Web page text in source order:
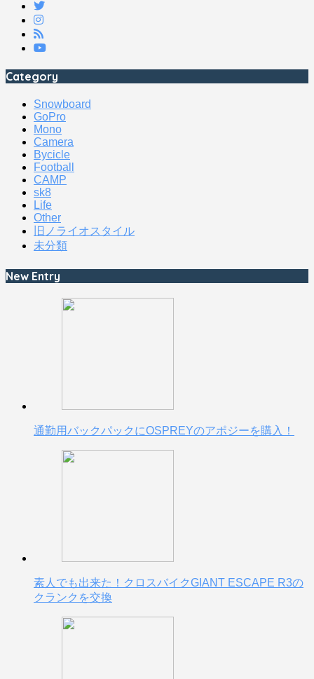
Category
Snowboard
GoPro
Mono
Camera
Bycicle
Football
CAMP
sk8
Life
Other
旧ノライオスタイル
未分類
New Entry
通勤用バックパックにOSPREYのアポジーを購入！
素人でも出来た！クロスバイクGIANT ESCAPE R3の
クランクを交換